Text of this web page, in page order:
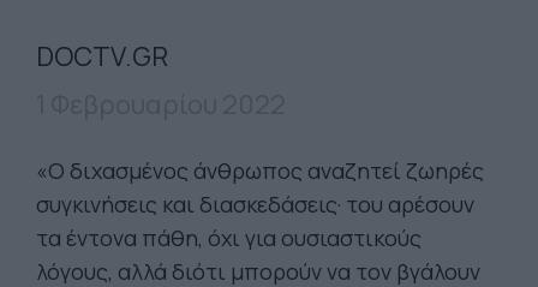
DOCTV.GR
«Ο διχασμένος άνθρωπος αναζητεί ζωηρές
συγκινήσεις και διασκεδάσεις· του αρέσουν
τα έντονα πάθη, όχι για ουσιαστικούς
λόγους, αλλά διότι μπορούν να τον βγάλουν